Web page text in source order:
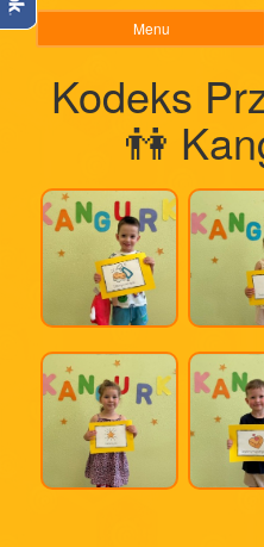
Menu
Kodeks
👫